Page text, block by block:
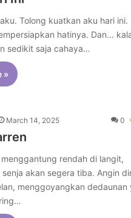
Tolong kuatkan aku hari ini.
hatinya. Dan…
sedikit saja cahaya…
»
March 14, 2025 0
rendah di langit,
akan segera tiba. Angin
menggoyangkan dedaunan